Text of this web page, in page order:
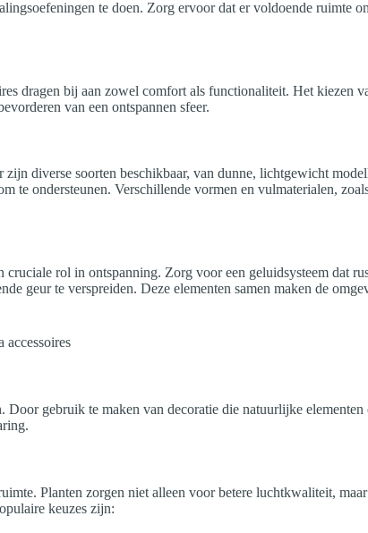
te doen. Zorg ervoor dat er voldoende ruimte
dragen bij aan zowel comfort als functionaliteit. Het kiezen
van een ontspannen sfeer.
diverse soorten beschikbaar, van dunne, lichtgewicht
te ondersteunen. Verschillende vormen en vulmaterialen,
rol in ontspanning. Zorg voor een geluidsysteem dat
geur te verspreiden. Deze elementen samen maken de
gebruik te maken van decoratie die natuurlijke
Planten zorgen niet alleen voor betere luchtkwaliteit,
keuzes zijn: